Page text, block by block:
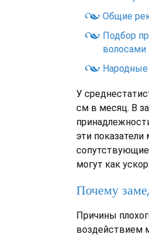
Общие
Подбор
волосами
У
см в месяц. В
эти показатели
могут как
Почему
Причины
воздействием